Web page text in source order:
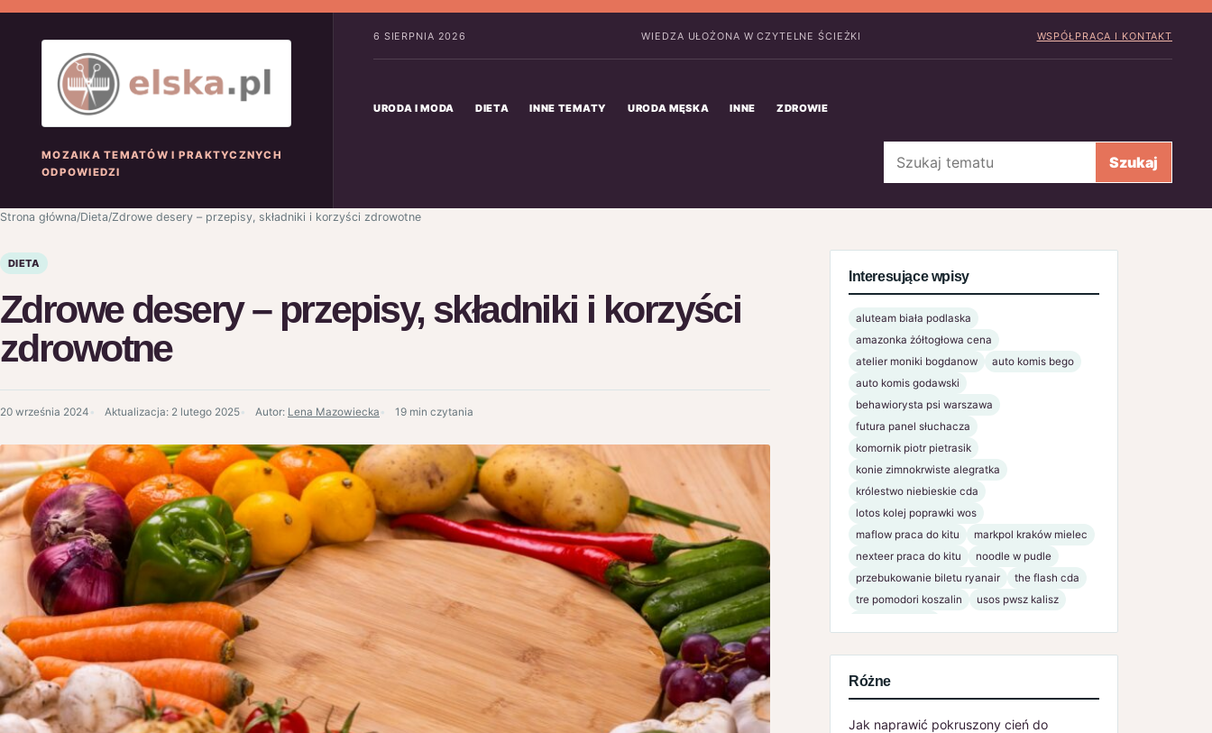
MOZAIKA TEMATÓW I PRAKTYCZNYCH
ODPOWIEDZI
6 SIERPNIA 2026 WIEDZA UŁOŻONA W CZYTELNE ŚCIEŻKI WSPÓŁPRACA I KONTAKT
URODA I MODA DIETA INNE TEMATY URODA MĘSKA INNE ZDROWIE
Szukaj Szukaj
Strona główna/Dieta/Zdrowe desery – przepisy, składniki i korzyści zdrowotne
DIETA
Zdrowe desery – przepisy, składniki i korzyści
zdrowotne
20 września 2024 Aktualizacja: 2 lutego 2025 Autor: Lena Mazowiecka 19 min czytania
Interesujące wpisy
aluteam biała podlaska
amazonka żółtogłowa cena
atelier moniki bogdanow
auto komis bego
auto komis godawski
behawiorysta psi warszawa
futura panel słuchacza
komornik piotr pietrasik
konie zimnokrwiste alegratka
królestwo niebieskie cda
lotos kolej poprawki wos
maflow praca do kitu
markpol kraków mielec
nexteer praca do kitu
noodle w pudle
przebukowanie biletu ryanair
the flash cda
tre pomodori koszalin
usos pwsz kalisz
Różne
Jak naprawić pokruszony cień do